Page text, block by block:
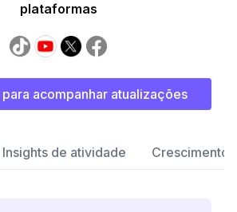
plataformas
acompanhar atualizações
Insights de atividade Crescimento